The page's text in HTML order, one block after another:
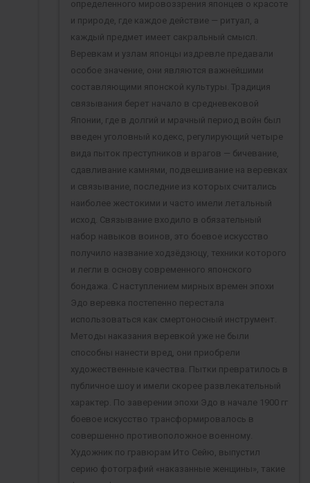
определенного мировоззрения японцев о красоте
и природе, где каждое действие — ритуал, а
каждый предмет имеет сакральный смысл.
Веревкам и узлам японцы издревле предавали
особое значение, они являются важнейшими
составляющими японской культуры. Традиция
связывания берет начало в средневековой
Японии, где в долгий и мрачный период войн был
введен уголовный кодекс, регулирующий четыре
вида пыток преступников и врагов — бичевание,
сдавливание камнями, подвешивание на веревках
и связывание, последние из которых считались
наиболее жестокими и часто имели летальный
исход. Связывание входило в обязательный
набор навыков воинов, это боевое искусство
получило название ходзёдзюцу, техники которого
и легли в основу современного японского
бондажа. С наступлением мирных времен эпохи
Эдо веревка постепенно перестала
использоваться как смертоносный инструмент.
Методы наказания веревкой уже не были
способны нанести вред, они приобрели
художественные качества. Пытки превратилось в
публичное шоу и имели скорее развлекательный
характер. По заверении эпохи Эдо в начале 1900 гг
боевое искусство трансформировалось в
совершенно противоположное военному.
Художник по гравюрам Ито Сейю, выпустил
серию фотографий «наказанные женщины», такие